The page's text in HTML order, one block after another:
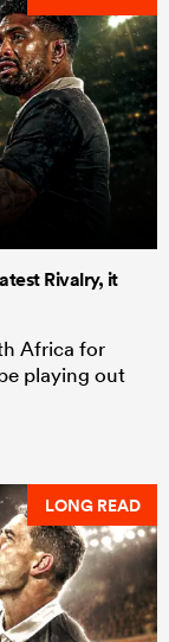
Rivalry, it
Africa for
playing out
LONG READ